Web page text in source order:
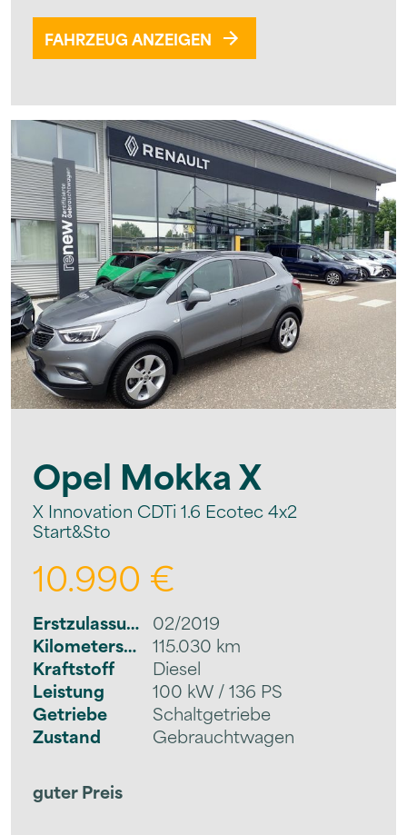
FAHRZEUG ANZEIGEN
Opel Mokka X
X Innovation CDTi 1.6 Ecotec 4x2
Start&Sto
10.990 €
Erstzulassung 02/2019
Kilometerstand
115.030 km
Kraftstoff
Diesel
Leistung
100 kW / 136 PS
Getriebe
Schaltgetriebe
Zustand
Gebrauchtwagen
guter Preis